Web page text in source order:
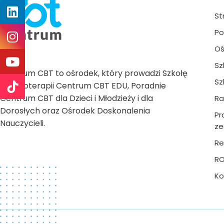
Centrum CBT to ośrodek, który prowadzi Szkołę
Psychoterapii Centrum CBT EDU, Poradnie
Centrum CBT dla Dzieci i Młodzieży i dla
Dorosłych oraz Ośrodek Doskonalenia
Nauczycieli.